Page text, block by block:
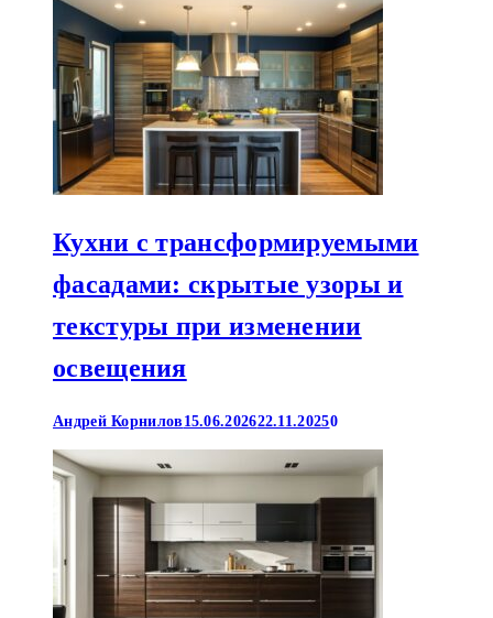
Кухни с трансформируемыми
фасадами: скрытые узоры и
текстуры при изменении
освещения
Андрей Корнилов 15.06.202622.11.20250